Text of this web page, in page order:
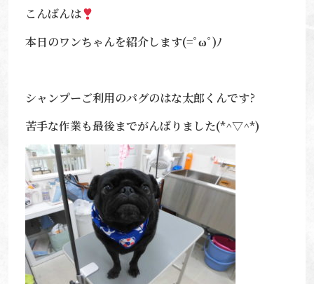
こんばんは
本日のワンちゃんを紹介します(=ﾟωﾟ)ﾉ
シャンプーご利用のパグのはな太郎くんです?
苦手な作業も最後までがんばりました(*^▽^*)